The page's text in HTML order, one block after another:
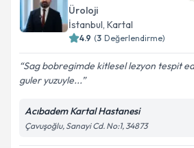
Üroloji
İstanbul, Kartal
4.9 (3 Değerlendirme)
Sag bobregimde kitlesel lezyon tespit
guler yuzuyle...
Acıbadem Kartal Hastanesi
Çavuşoğlu, Sanayi Cd. No:1, 34873